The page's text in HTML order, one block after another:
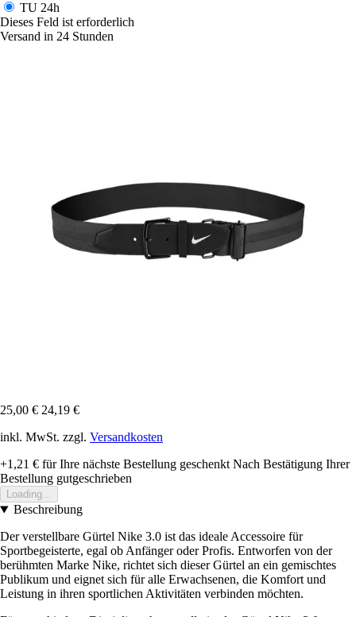
TU 24h
Dieses Feld ist erforderlich
Versand in 24 Stunden
25,00 € 24,19 €
inkl. MwSt. zzgl. Versandkosten
+1,21 € für Ihre nächste Bestellung geschenkt Nach Bestätigung Ihrer
Bestellung gutgeschrieben
Loading...
Beschreibung
Der verstellbare Gürtel Nike 3.0 ist das ideale Accessoire für
Sportbegeisterte, egal ob Anfänger oder Profis. Entworfen von der
berühmten Marke Nike, richtet sich dieser Gürtel an ein gemischtes
Publikum und eignet sich für alle Erwachsenen, die Komfort und
Leistung in ihren sportlichen Aktivitäten verbinden möchten.